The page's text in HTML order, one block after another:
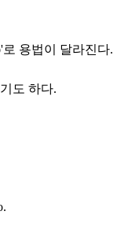
용법이 달라진다.
도 하다.